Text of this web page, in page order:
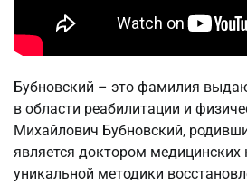
Бубновский – это фамилия
в области реабилитации и
Михайлович Бубновский,
является доктором медицинских
уникальной методики